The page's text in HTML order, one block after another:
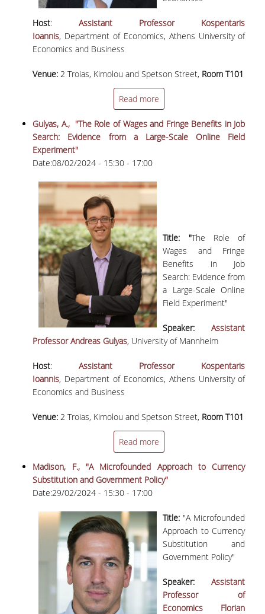
ΜΕΤΑΔΙΔΑΚΤΟΡΕΣ
ΔΙΟΙΚΗΤΙΚΟ ΠΡΟΣΩΠΙΚΟ
ΕΡΓΑΣΤΗΡΙΑΚΟ ΠΡΟΣΩΠΙΚΟ
ΜΗΤΡΩΟ ΓΝΩΣΤΙΚΩΝ ΑΝΤΙΚΕΙΜΕΝΩΝ
ΜΗΤΡΩΑ ΜΕΛΩΝ ΤΜΗΜΑΤΟΣ
ΥΠΟΨΗΦΙΟΙ ΦΟΙΤΗΤΕΣ
ΓΙΑΤΙ ΔΕΟΣ
ΟΙΚΟΝΟΜΙΚΑ ΜΕ ΔΙΕΘΝΗ ΔΙΑΣΤΑΣΗ
ΔΙΕΠΙΣΤΗΜΟΝΙΚΟΤΗΤΑ
ΣΥΝΕΙΣΦΟΡΑ ΚΑΘΗΓΗΤΩΝ
ΠΑΙΔΑΓΩΓΙΚΗ ΦΙΛΟΣΟΦΙΑ
ΤΕΧΝΟΛΟΓΙΚΗ ΕΝΣΩΜΑΤΩΣΗ
ΜΑΘΗΜΑΤΙΚΑ
ΑΓΓΛΙΚΑ
ΙΣΟΤΗΤΑ ΦΥΛΩΝ
ΑΠΟΤΕΛΕΣΜΑΤΑ ΣΤΑΔΙΟΔΡΟΜΙΑΣ
ΠΡΟΠΤΥΧΙΑΚΕΣ ΣΠΟΥΔΕΣ
ΓΙΑΤΙ ΔΕΟΣ
ΟΔΗΓΟΣ ΣΠΟΥΔΩΝ
ΠΡΟΓΡΑΜΜΑ ΣΠΟΥΔΩΝ
ΜΑΘΗΜΑΤΑ ΠΡΟΓΡΑΜΜΑΤΟΣ
ΣΠΟΥΔΩΝ
ΚΑΤΕΥΘΥΝΣΕΙΣ ΣΠΟΥΔΩΝ & ΔΗΛΩΣΕΙΣ
ΜΑΘΗΜΑΤΩΝ
ΜΑΘΗΜΑΤΑ ΕΠΙΛΟΓΗΣ ΑΠΟ ΑΛΛΑ
ΤΜΗΜΑΤΑ
Host:Assistant Professor Kospentaris
Ioannis, Department of Economics, Athens University of
Economics and Business
Venue: 2 Troias, Kimolou and Spetson Street, Room T101
Read more
Gulyas, A., "The Role of Wages and Fringe Benefits in Job
Search: Evidence from a Large-Scale Online Field
Experiment"
Date:08/02/2024 - 15:30 - 17:00
Title: "The Role of
Wages and Fringe
Benefits in Job
Search: Evidence from
a Large-Scale Online
Field Experiment"
Speaker:
Assistant
Professor Andreas Gulyas, University of Mannheim
Host:Assistant Professor Kospentaris
Ioannis, Department of Economics, Athens University of
Economics and Business
Venue: 2 Troias, Kimolou and Spetson Street, Room T101
Read more
Madison, F., "A Microfounded Approach to Currency
Substitution and Government Policy"
Date:29/02/2024 - 15:30 - 17:00
Title: "A Microfounded
Approach to Currency
Substitution and
Government Policy"
Speaker:
Assistant
Professor of
Economics Florian